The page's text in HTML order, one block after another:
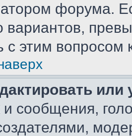
форума.
вариантов,
с этим вопросом
и сообщения,